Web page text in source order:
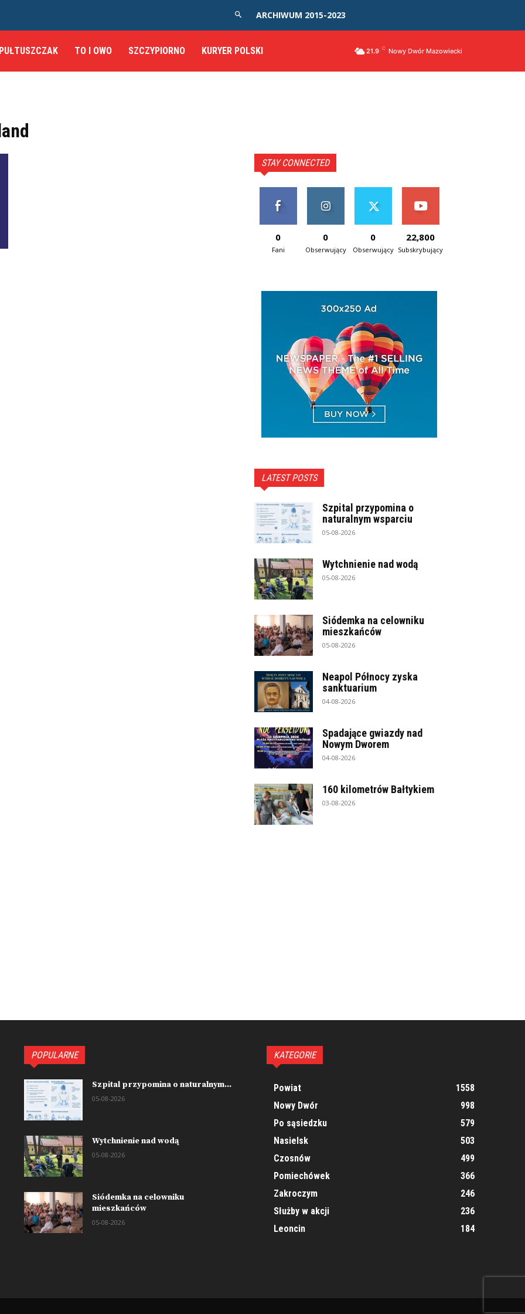
ARCHIWUM 2015-2023
PUŁTUSZCZAK TO I OWO SZCZYPIORNO KURYER POLSKI 21.9 C Nowy Dwór Mazowiecki
STAY CONNECTED
0
Fani
0
Obserwujący
0
Obserwujący
22,800
Subskrybujący
LATEST POSTS
Szpital przypomina o
naturalnym wsparciu
05-08-2026
Wytchnienie nad wodą
05-08-2026
Siódemka na celowniku
mieszkańców
05-08-2026
Neapol Północy zyska
sanktuarium
04-08-2026
Spadające gwiazdy nad
Nowym Dworem
04-08-2026
160 kilometrów Bałtykiem
03-08-2026
POPULARNE
Szpital przypomina o naturalnym...
05-08-2026
Wytchnienie nad wodą
05-08-2026
Siódemka na celowniku
mieszkańców
05-08-2026
KATEGORIE
Powiat
1558
Nowy Dwór
998
Po sąsiedzku
579
Nasielsk
503
Czosnów
499
Pomiechówek
366
Zakroczym
246
Służby w akcji
236
Leoncin
184